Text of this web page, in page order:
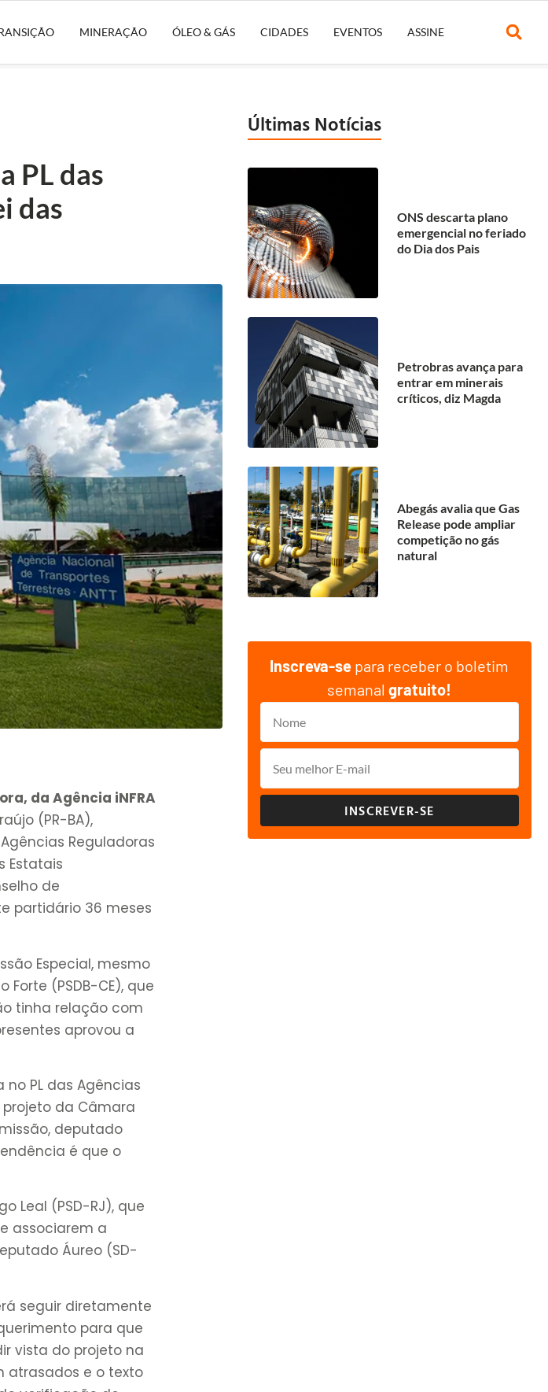
MINERAÇÃO ÓLEO & GÁS CIDADES EVENTOS ASSINE
PL das
das
da Agência iNFRA
(PR-BA),
Reguladoras
Estatais
de
partidário 36 meses
Especial, mesmo
(PSDB-CE), que
tinha relação com
aprovou a
PL das Agências
da Câmara
deputado
é que o
Leal (PSD-RJ), que
associarem a
Áureo (SD-
seguir diretamente
para que
vista do projeto na
atrasados e o texto
Últimas Notícias
ONS descarta plano
emergencial no feriado
do Dia dos Pais
Petrobras avança para
entrar em minerais
críticos, diz Magda
Abegás avalia que Gas
Release pode ampliar
competição no gás
natural
Inscreva-se para receber o boletim
semanalgratuito!
INSCREVER-SE